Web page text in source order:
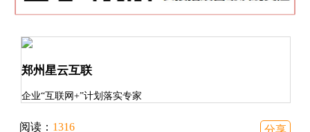
郑州星云互联
企业“互联网+”计划落实专家
阅读： 1316 分享